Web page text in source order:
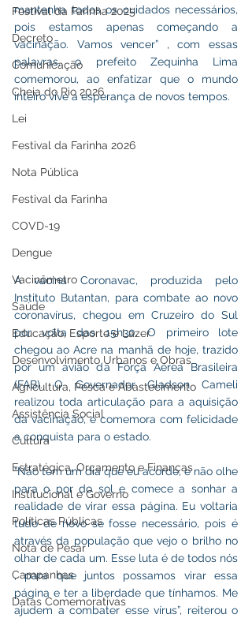
Festival da Farinha 2025
Decreto
Comunicação
Cheia do Rio 2026
Lei
Festival da Farinha 2026
Nota Pública
Festival da Farinha
COVD-19
Dengue
Vacinômetro
Saúde
Educação, Esporte e Lazer
Desenvolvimento Urbanos e Obras
Agricultura, Pesca e Abastecimento
Assistência Social
Cultura
Estratégica, Orçamento e Finanças
Institucional e Governo
Políticas Públicas
Nota de Pesar
Campanhas
Datas Comemorativas
mantenha todos os cuidados necessários,
pois estamos apenas começando a
vacinação. Vamos vencer” , com essas
palavras, o prefeito Zequinha Lima
comemorou, ao enfatizar que o mundo
inteiro vive a esperança de novos tempos.
A vacina Coronavac, produzida pelo
Instituto Butantan, para combate ao novo
coronavírus, chegou em Cruzeiro do Sul
por volta das 15h30. O primeiro lote
chegou ao Acre na manhã de hoje, trazido
por um avião da Força Aérea Brasileira
(FAB). O Governador Gladson Cameli
realizou toda articulação para a aquisição
da vacinação, e comemora com felicidade
a conquista para o estado.
“Não tem um dia que eu acorde, e não olhe
para o por do sol e comece a sonhar a
realidade de virar essa página. Eu voltaria
tudo de novo se fosse necessário, pois é
através da população que vejo o brilho no
olhar de cada um. Esse luta é de todos nós
, para que juntos possamos virar essa
página e ter a liberdade que tínhamos. Me
ajudem a combater esse vírus”, reiterou o